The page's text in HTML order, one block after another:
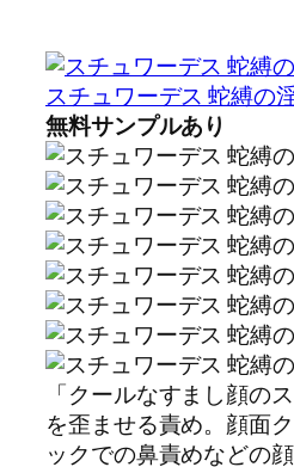
スチュワーデス 蛇縛の
無料サンプルあり
「クールなすまし顔の
を歪ませる責め。顔面
ックでの鼻責めなどの